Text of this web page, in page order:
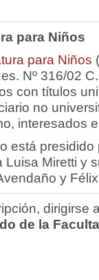
para Niños
para Niños
Nº 316/02
con títulos
no
interesados
está presidido
Miretti y
y
dirigirse
de la